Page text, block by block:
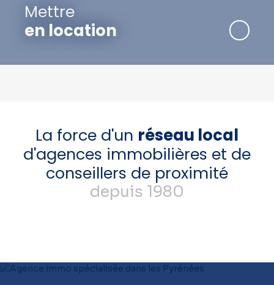
Mettre
en location
La force d'un réseau local
d'agences immobilières et de
conseillers de proximité
depuis 1980